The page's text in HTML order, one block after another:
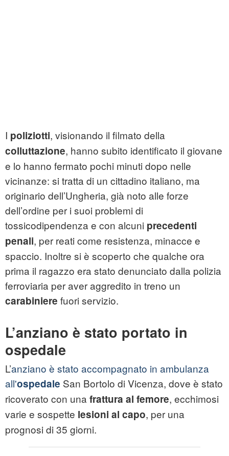
I poliziotti, visionando il filmato della
colluttazione, hanno subito identificato il giovane
e lo hanno fermato pochi minuti dopo nelle
vicinanze: si tratta di un cittadino italiano, ma
originario dell’Ungheria, già noto alle forze
dell’ordine per i suoi problemi di
tossicodipendenza e con alcuni precedenti
penali, per reati come resistenza, minacce e
spaccio. Inoltre si è scoperto che qualche ora
prima il ragazzo era stato denunciato dalla polizia
ferroviaria per aver aggredito in treno un
carabiniere fuori servizio.
L’anziano è stato portato in
ospedale
L’anziano è stato accompagnato in ambulanza
all'ospedale San Bortolo di Vicenza, dove è stato
ricoverato con una frattura al femore, ecchimosi
varie e sospette lesioni al capo, per una
prognosi di 35 giorni.